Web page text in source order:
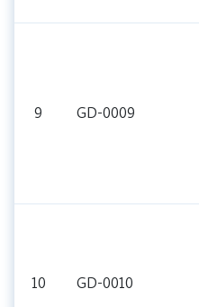
9 GD-0009
10 GD-0010